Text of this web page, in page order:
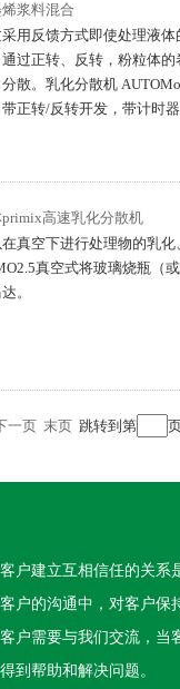
浆料混合
用反馈方式即使处理液
过正转、反转，粉粒体
散。乳化分散机
正转/反转开发，带计时器
primix高速乳化分散机
真空下进行处理物的乳
真空式将玻璃烧瓶（
。
一页 末页 跳转到第
户建立互相信任的关系
户的沟通中，对客户保
户需要与我们交流，当
到帮助和解决问题。